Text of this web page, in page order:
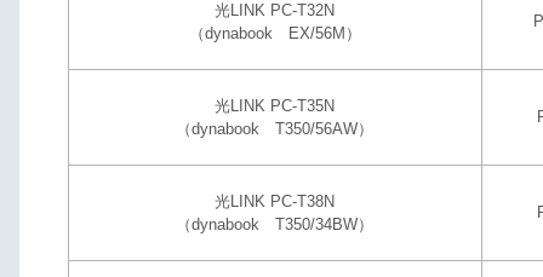
光LINK PC-T32N
（dynabook EX/56M）
光LINK PC-T35N
（dynabook T350/56AW）
光LINK PC-T38N
（dynabook T350/34BW）